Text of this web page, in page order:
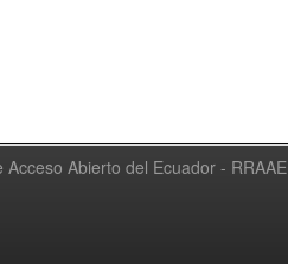
Abierto del Ecuador - RRAAE